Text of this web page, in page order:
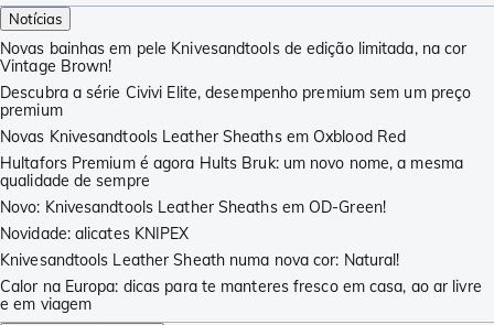
Notícias
Novas bainhas em pele Knivesandtools de edição limitada, na cor
Vintage Brown!
Descubra a série Civivi Elite, desempenho premium sem um preço
premium
Novas Knivesandtools Leather Sheaths em Oxblood Red
Hultafors Premium é agora Hults Bruk: um novo nome, a mesma
qualidade de sempre
Novo: Knivesandtools Leather Sheaths em OD-Green!
Novidade: alicates KNIPEX
Knivesandtools Leather Sheath numa nova cor: Natural!
Calor na Europa: dicas para te manteres fresco em casa, ao ar livre
e em viagem